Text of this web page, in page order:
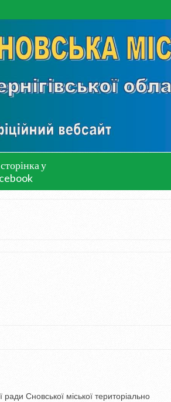
у
Сновської міської територіально